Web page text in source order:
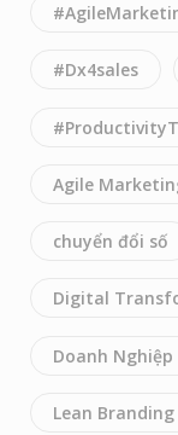
#Dx4sales
Agile
chuyển đổi số
Digital
Doanh
Lean Branding